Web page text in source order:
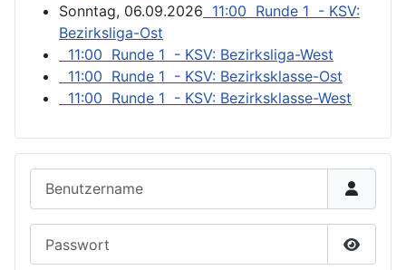
Sonntag, 06.09.2026 11:00 Runde 1 - KSV:
Bezirksliga-Ost
11:00 Runde 1 - KSV: Bezirksliga-West
11:00 Runde 1 - KSV: Bezirksklasse-Ost
11:00 Runde 1 - KSV: Bezirksklasse-West